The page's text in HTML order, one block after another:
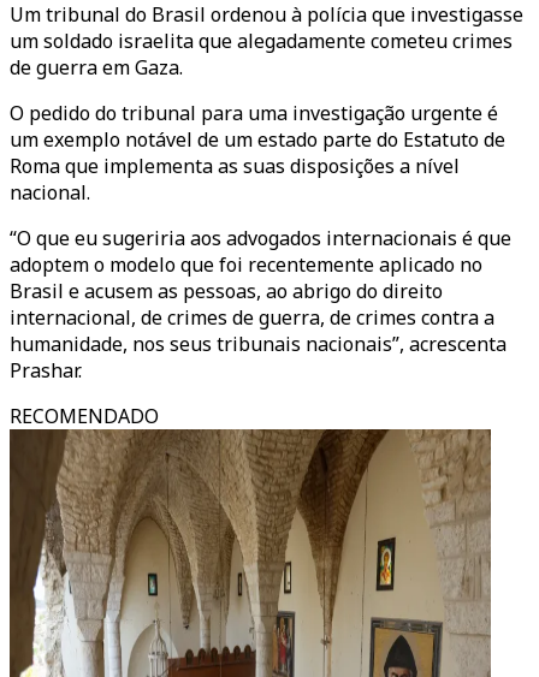
Um tribunal do Brasil ordenou à polícia que investigasse
um soldado israelita que alegadamente cometeu crimes
de guerra em Gaza.
O pedido do tribunal para uma investigação urgente é
um exemplo notável de um estado parte do Estatuto de
Roma que implementa as suas disposições a nível
nacional.
“O que eu sugeriria aos advogados internacionais é que
adoptem o modelo que foi recentemente aplicado no
Brasil e acusem as pessoas, ao abrigo do direito
internacional, de crimes de guerra, de crimes contra a
humanidade, nos seus tribunais nacionais”, acrescenta
Prashar.
RECOMENDADO